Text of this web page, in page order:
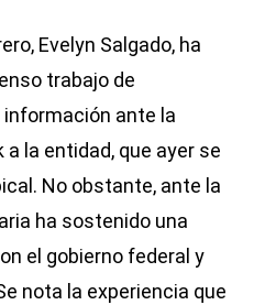
Evelyn Salgado, ha
trabajo de
ante la
a la entidad, que ayer se
No obstante, ante la
ha sostenido una
el gobierno federal y
nota la experiencia que